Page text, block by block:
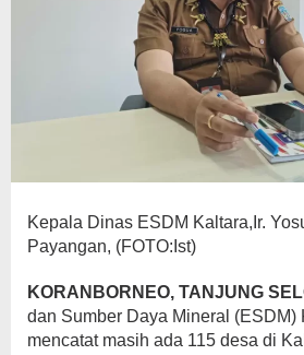
Kepala Dinas ESDM Kaltara,Ir.
Payangan, (FOTO:Ist)
KORANBORNEO, TANJUNG
dan Sumber Daya Mineral (ESDM)
mencatat masih ada 115 desa di